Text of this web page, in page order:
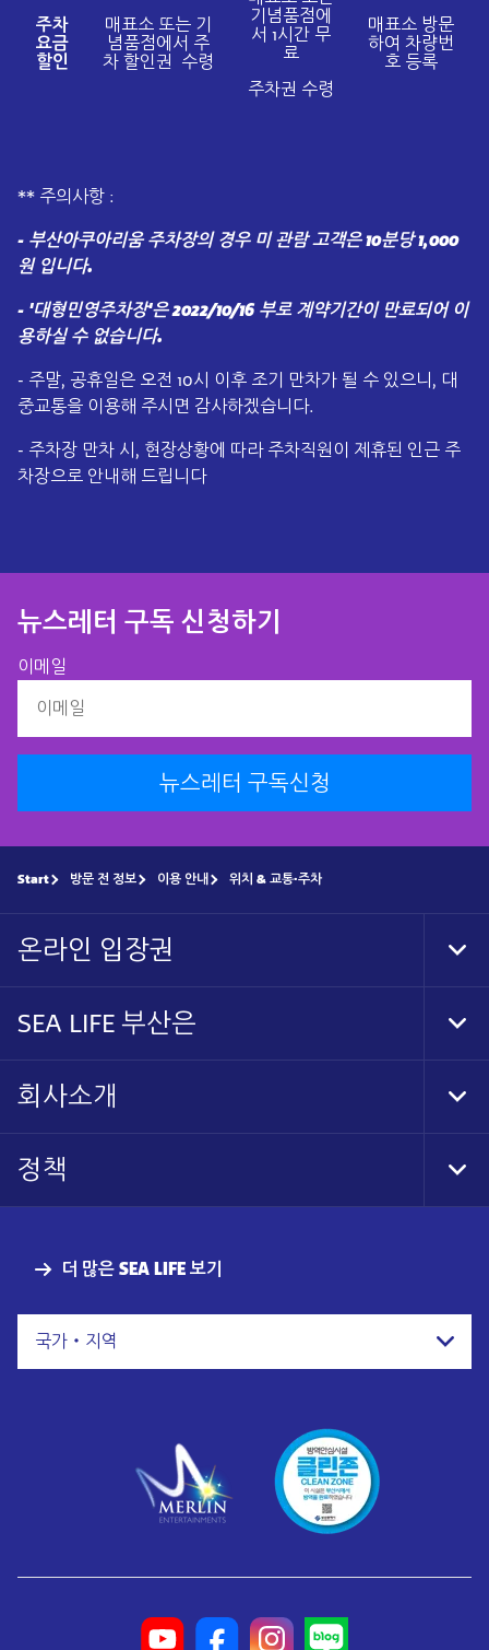
주차
요금
할인
매표소 또는 기
념품점에서 주
차 할인권 수령
기념품점에
서 1시간 무
료
주차권 수령
매표소 방문
하여 차량번
호 등록
** 주의사항 :
- 부산아쿠아리움 주차장의 경우 미 관람 고객은 10분당 1,000
원 입니다.
- '대형민영주차장'은 2022/10/16 부로 계약기간이 만료되어 이
용하실 수 없습니다.
- 주말, 공휴일은 오전 10시 이후 조기 만차가 될 수 있으니, 대
중교통을 이용해 주시면 감사하겠습니다.
- 주차장 만차 시, 현장상황에 따라 주차직원이 제휴된 인근 주
차장으로 안내해 드립니다
뉴스레터 구독 신청하기​
이메일
뉴스레터 구독신청
더 많은 SEA LIFE 보기
국가・지역
Start 방문 전 정보 이용 안내 위치 & 교통·주차
온라인 입장권
SEA LIFE 부산은
회사소개
정책